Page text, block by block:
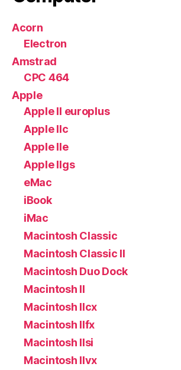
Acorn
Electron
Amstrad
CPC 464
Apple
Apple II europlus
Apple IIc
Apple IIe
Apple IIgs
eMac
iBook
iMac
Macintosh Classic
Macintosh Classic II
Macintosh Duo Dock
Macintosh II
Macintosh IIcx
Macintosh IIfx
Macintosh IIsi
Macintosh IIvx